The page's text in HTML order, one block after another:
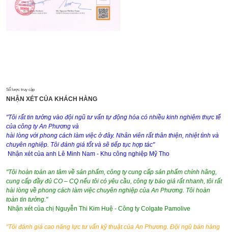
Số lược truy cập
NHẬN XÉT CỦA KHÁCH HÀNG
"Tôi rất tin tưởng vào đội ngũ tư vấn tự động hóa có nhiều kinh nghiệm thực tế
của công ty An Phương và
hài lòng với phong cách làm việc ở đây. Nhân viên rất thân thiện, nhiệt tình và
chuyên nghiệp. Tôi đánh giá tốt và sẽ tiếp tục hợp tác"
Nhận xét của anh Lê Minh Nam - Khu công nghiệp Mỹ Tho
"Tôi hoàn toàn an tâm về sản phẩm, công ty cung cấp sản phẩm chính hãng,
cung cấp đầy đủ CO – CQ nếu tôi có yêu cầu, công ty báo giá rất nhanh, tôi rất
hài lòng về phong cách làm việc chuyên nghiệp của An Phương. Tôi hoàn
toàn tin tưởng."
Nhận xét của chị Nguyễn Thi Kim Huệ - Công ty Colgate Pamolive
"Tôi đánh giá cao năng lực tư vấn kỹ thuật của An Phương. Đội ngũ bán hàng